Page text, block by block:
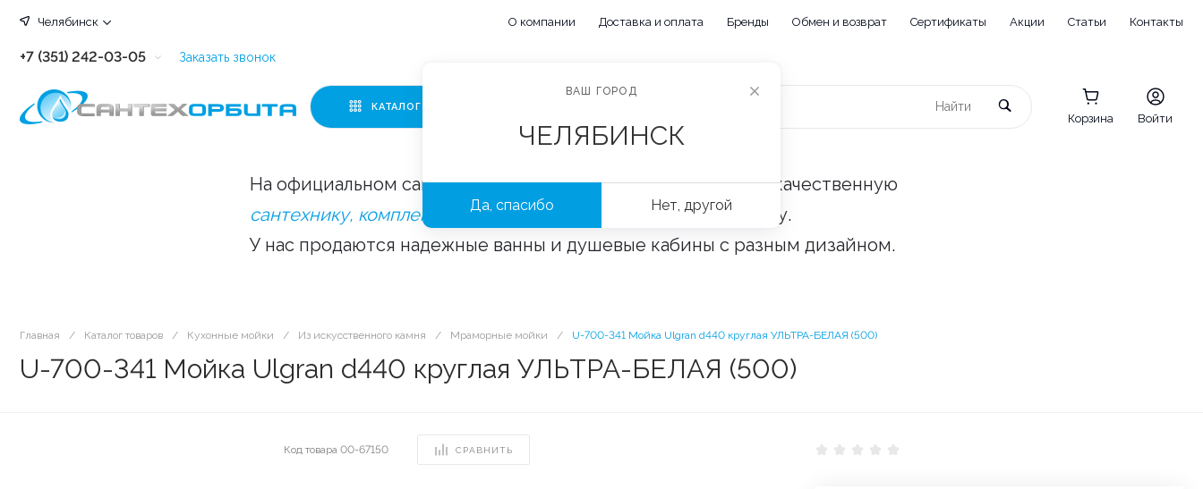
Челябинск О компании Доставка и оплата Бренды Обмен и возврат Сертификаты Акции Статьи Контакты
+7 (351) 242-03-05
+7 (351) 242-03-63
Заказать звонок
КАТАЛОГ
Корзина Войти
На официальном сайте «Сантехорбита» вы можете купить качественную
сантехнику, комплектующие и аксессуары
оптом и в розницу.
У нас продаются надежные ванны и душевые кабины с разным дизайном.
Главная / Каталог товаров / Кухонные мойки / Из искусственного камня / Мраморные мойки / U-700-341 Мойка Ulgran d440 круглая УЛЬТРА-БЕЛАЯ (500)
U-700-341 Мойка Ulgran d440 круглая УЛЬТРА-БЕЛАЯ (500)
Код товара 00-67150 СРАВНИТЬ
ВАШ ГОРОД
ЧЕЛЯБИНСК
Да, спасибо Нет, другой